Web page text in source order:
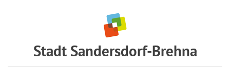
Stadt Sandersdorf-Brehna